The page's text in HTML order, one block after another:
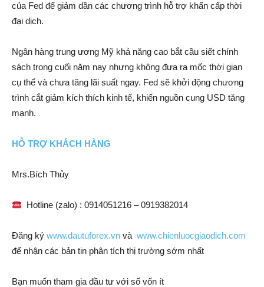
của Fed để giảm dần các chương trình hỗ trợ khẩn cấp thời
đại dịch.
Ngân hàng trung ương Mỹ khả năng cao bắt cầu siết chính
sách trong cuối năm nay nhưng không đưa ra mốc thời gian
cụ thể và chưa tăng lãi suất ngay. Fed sẽ khởi động chương
trình cắt giảm kích thích kinh tế, khiến nguồn cung USD tăng
mạnh.
HỖ TRỢ KHÁCH HÀNG
Mrs.Bích Thủy
Hotline (zalo) : 0914051216 – 0919382014
Đăng ký www.dautuforex.vn và www.chienluocgiaodich.com
để nhận các bản tin phân tích thị trường sớm nhất
Bạn muốn tham gia đầu tư với số vốn ít